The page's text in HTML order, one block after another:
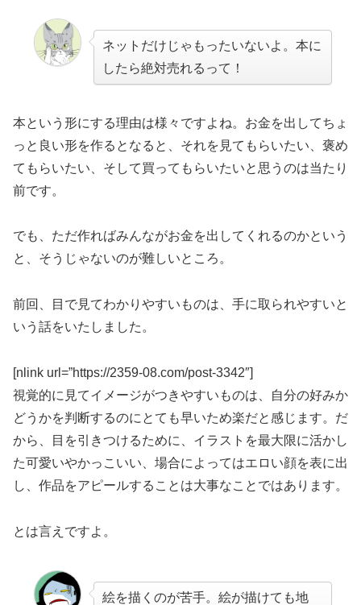
ネットだけじゃもったいないよ。本に
したら絶対売れるって！
本という形にする理由は様々ですよね。お金を出してちょ
っと良い形を作るとなると、それを見てもらいたい、褒め
てもらいたい、そして買ってもらいたいと思うのは当たり
前です。
でも、ただ作ればみんながお金を出してくれるのかという
と、そうじゃないのが難しいところ。
前回、目で見てわかりやすいものは、手に取られやすいと
いう話をいたしました。
[nlink url=”https://2359-08.com/post-3342″]
視覚的に見てイメージがつきやすいものは、自分の好みか
どうかを判断するのにとても早いため楽だと感じます。だ
から、目を引きつけるために、イラストを最大限に活かし
た可愛いやかっこいい、場合によってはエロい顔を表に出
し、作品をアピールすることは大事なことではあります。
とは言えですよ。
絵を描くのが苦手。絵が描けても地